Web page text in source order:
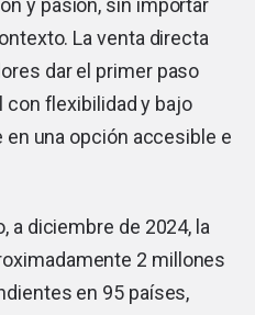
y pasión, sin importar
La venta directa
dar el primer paso
con flexibilidad y bajo
en una opción accesible e
a diciembre de 2024, la
2 millones
en 95 países,